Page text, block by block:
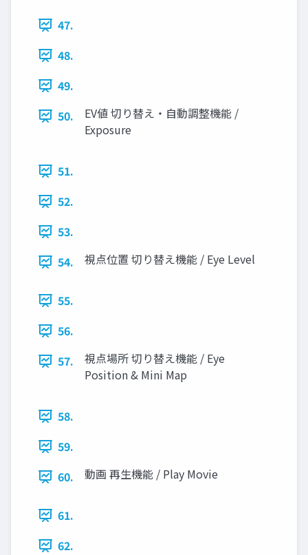
47.
48.
49.
50.
EV値 切り替え・自動調整機能 /
Exposure
51.
52.
53.
54.
視点位置 切り替え機能 / Eye Level
55.
56.
57.
視点場所 切り替え機能 / Eye
Position & Mini Map
58.
59.
60.
動画 再生機能 / Play Movie
61.
62.